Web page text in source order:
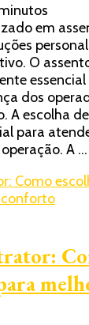
com
para
trator:
em
O
dos
A escolha
para
A …